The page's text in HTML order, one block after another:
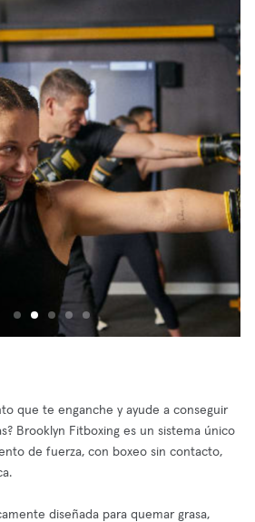
que te enganche y ayude a conseguir
Brooklyn Fitboxing es un sistema único
de fuerza, con boxeo sin contacto,
diseñada para quemar grasa,